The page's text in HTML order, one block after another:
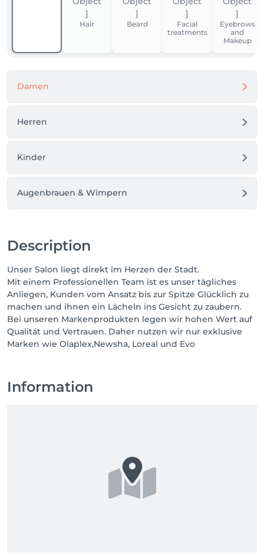
Hair Beard
Facial
treatments
Eyebrows
and
Makeup
Damen
Herren
Kinder
Augenbrauen & Wimpern
Description
Unser Salon liegt direkt im Herzen der Stadt.
Mit einem Professionellen Team ist es unser tägliches
Anliegen, Kunden vom Ansatz bis zur Spitze Glücklich zu
machen und ihnen ein Lächeln ins Gesicht zu zaubern.
Bei unseren Markenprodukten legen wir hohen Wert auf
Qualität und Vertrauen. Daher nutzen wir nur exklusive
Marken wie Olaplex,Newsha, Loreal und Evo
Information